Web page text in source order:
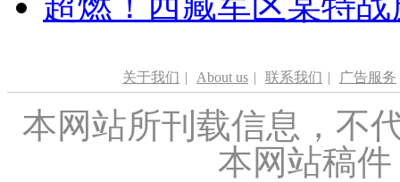
关于我们 | About us | 联系我们 | 广告服务
本网站所刊载信息，不
本网站稿